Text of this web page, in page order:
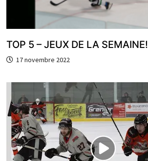
TOP 5 – JEUX DE LA SEMAINE!
17 novembre 2022